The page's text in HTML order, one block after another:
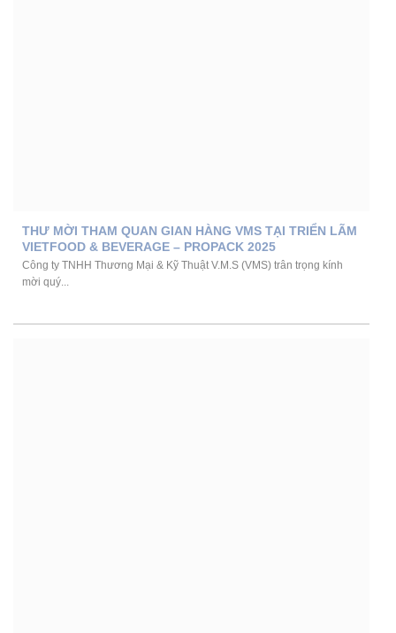
THƯ MỜI THAM QUAN GIAN HÀNG VMS TẠI TRIỂN LÃM
VIETFOOD & BEVERAGE – PROPACK 2025
Công ty TNHH Thương Mại & Kỹ Thuật V.M.S (VMS) trân trọng kính
mời quý...